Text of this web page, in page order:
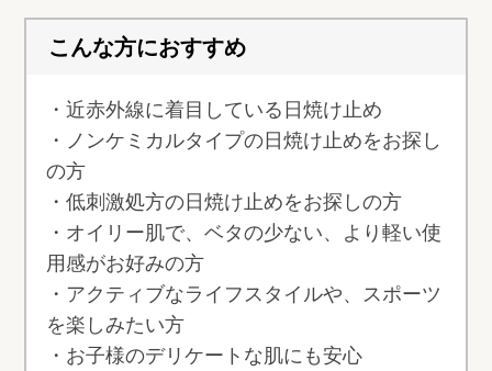
こんな方におすすめ
・近赤外線に着目している日焼け止め
・ノンケミカルタイプの日焼け止めをお探し
の方
・低刺激処方の日焼け止めをお探しの方
・オイリー肌で、ベタの少ない、より軽い使
用感がお好みの方
・アクティブなライフスタイルや、スポーツ
を楽しみたい方
・お子様のデリケートな肌にも安心